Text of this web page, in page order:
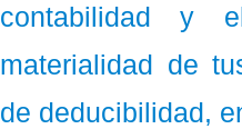
contabilidad y
materialidad de
de deducibilidad,